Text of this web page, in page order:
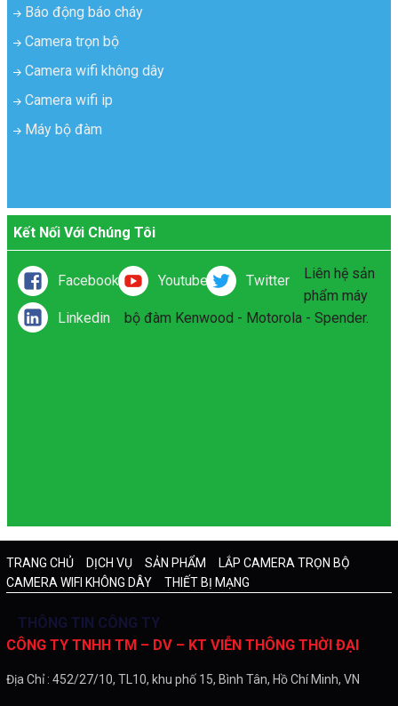
Báo động báo cháy
Camera trọn bộ
Camera wifi không dây
Camera wifi ip
Máy bộ đàm
Kết Nối Với Chúng Tôi
Facebook Youtube Twitter
Linkedin
Liên hệ sản
phẩm máy
bộ đàm Kenwood - Motorola - Spender.
TRANG CHỦ DỊCH VỤ SẢN PHẨM
LẮP CAMERA TRỌN BỘ
CAMERA WIFI KHÔNG DÂY
THIẾT BỊ MẠNG
THÔNG TIN CÔNG TY
CÔNG TY TNHH TM – DV – KT VIỄN THÔNG THỜI ĐẠI
Địa Chỉ : 452/27/10, TL10, khu phố 15, Bình Tân, Hồ Chí Minh, VN